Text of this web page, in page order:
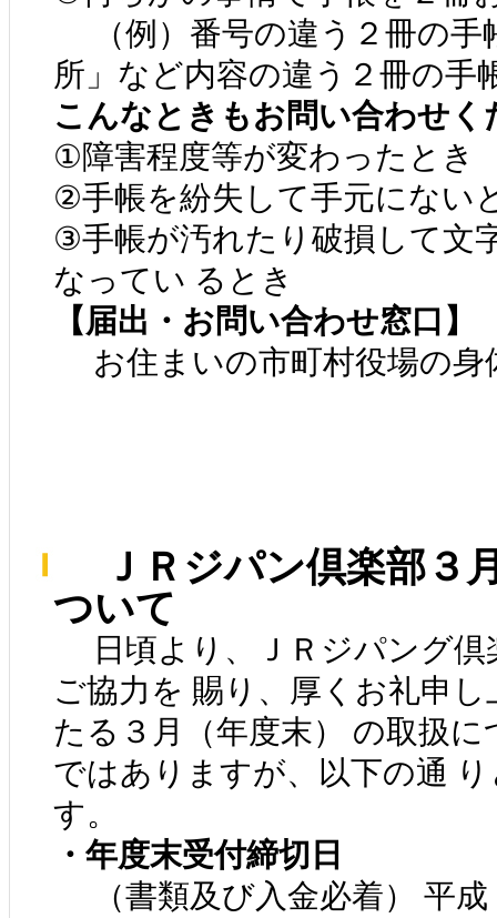
（例）番号の違う２冊の手
所」など内容の違う２冊の手
こんなときもお問い合わせく
①障害程度等が変わったとき
②手帳を紛失して手元にない
③手帳が汚れたり破損して文
なってい るとき
【届出・お問い合わせ窓口】
お住まいの市町村役場の身
ＪＲジパン倶楽部３
ついて
日頃より、ＪＲジパング倶
ご協力を 賜り、厚くお礼申
たる３月（年度末） の取扱
ではありますが、以下の通
す。
・年度末受付締切日
（書類及び入金必着） 平成